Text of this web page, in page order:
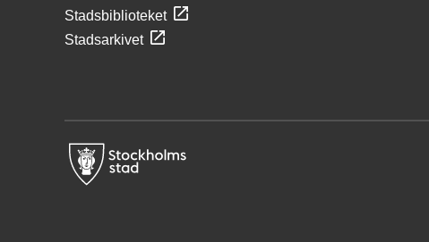
Stadsbiblioteket
Stadsarkivet